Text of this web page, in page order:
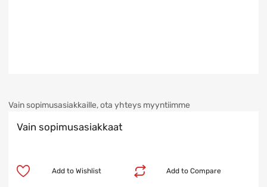
Vain sopimusasiakkaille, ota yhteys myyntiimme
Vain sopimusasiakkaat
Add to Compare
Add to Wishlist